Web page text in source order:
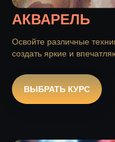
АКВАРЕЛЬ
Освойте различные
создать яркие и
ВЫБРАТЬ КУРС